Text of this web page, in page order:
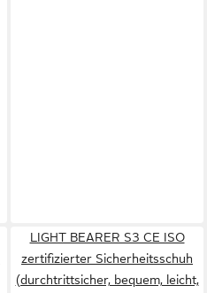
LIGHT BEARER S3 CE ISO
zertifizierter Sicherheitsschuh
(durchtrittsicher, bequem, leicht,